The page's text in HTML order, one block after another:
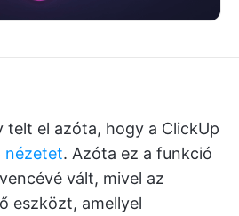
telt el azóta, hogy a ClickUp
nézetet. Azóta ez a funkció
vált, mivel az
eszközt, amellyel